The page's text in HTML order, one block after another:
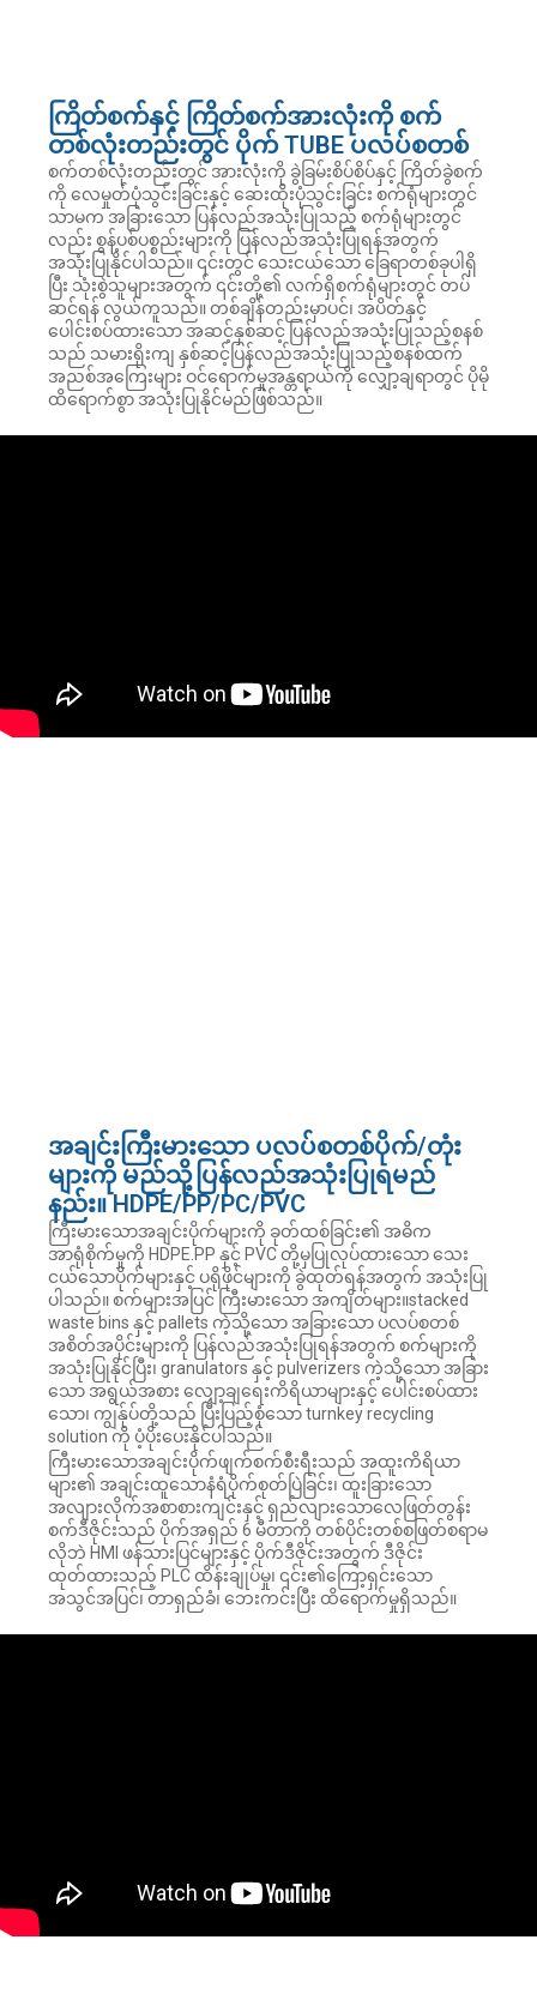
ကြိတ်စက်နှင့် ကြိတ်စက်အားလုံးကို စက်
တစ်လုံးတည်းတွင် ပိုက် TUBE ပလပ်စတစ်
စက်တစ်လုံးတည်းတွင် အားလုံးကို ခွဲခြမ်းစိပ်စိပ်နှင့် ကြိတ်ခွဲစက်
ကို လေမှုတ်ပုံသွင်းခြင်းနှင့် ဆေးထိုးပုံသွင်းခြင်း စက်ရုံများတွင်
သာမက အခြားသော ပြန်လည်အသုံးပြုသည့် စက်ရုံများတွင်
လည်း စွန့်ပစ်ပစ္စည်းများကို ပြန်လည်အသုံးပြုရန်အတွက်
အသုံးပြုနိုင်ပါသည်။ ၎င်းတွင် သေးငယ်သော ခြေရာတစ်ခုပါရှိ
ပြီး သုံးစွဲသူများအတွက် ၎င်းတို့၏ လက်ရှိစက်ရုံများတွင် တပ်
ဆင်ရန် လွယ်ကူသည်။ တစ်ချိန်တည်းမှာပင်၊ အပိတ်နှင့်
ပေါင်းစပ်ထားသော အဆင့်နှစ်ဆင့် ပြန်လည်အသုံးပြုသည့်စနစ်
သည် သမားရိုးကျ နှစ်ဆင့်ပြန်လည်အသုံးပြုသည့်စနစ်ထက်
အညစ်အကြေးများ ဝင်ရောက်မှုအန္တရာယ်ကို လျှော့ချရာတွင် ပိုမို
ထိရောက်စွာ အသုံးပြုနိုင်မည်ဖြစ်သည်။
အချင်းကြီးမားသော ပလပ်စတစ်ပိုက်/တုံး
များကို မည်သို့ပြန်လည်အသုံးပြုရမည်
နည်း။ HDPE/PP/PC/PVC
ကြီးမားသောအချင်းပိုက်များကို ခုတ်ထစ်ခြင်း၏ အဓိက
အာရုံစိုက်မှုကို HDPE.PP နှင့် PVC တို့မှပြုလုပ်ထားသော သေး
ငယ်သောပိုက်များနှင့် ပရိုဖိုင်များကို ခွဲထုတ်ရန်အတွက် အသုံးပြု
ပါသည်။ စက်များအပြင် ကြီးမားသော အကျိတ်များ။stacked
waste bins နှင့် pallets ကဲ့သို့သော အခြားသော ပလပ်စတစ်
အစိတ်အပိုင်းများကို ပြန်လည်အသုံးပြုရန်အတွက် စက်များကို
အသုံးပြုနိုင်ပြီး၊ granulators နှင့် pulverizers ကဲ့သို့သော အခြား
သော အရွယ်အစား လျှော့ချရေးကိရိယာများနှင့် ပေါင်းစပ်ထား
သော၊ ကျွန်ုပ်တို့သည် ပြီးပြည့်စုံသော turnkey recycling
solution ကို ပံ့ပိုးပေးနိုင်ပါသည်။
ကြီးမားသောအချင်းပိုက်ဖျက်စက်စီးရီးသည် အထူးကိရိယာ
များ၏ အချင်းထူသောနံရံပိုက်စုတ်ပြဲခြင်း၊ ထူးခြားသော
အလျားလိုက်အစာစားကျင်းနှင့် ရှည်လျားသောလေဖြတ်တွန်း
စက်ဒီဇိုင်းသည် ပိုက်အရှည် 6 မီတာကို တစ်ပိုင်းတစ်စဖြတ်စရာမ
လိုဘဲ HMI ဖန်သားပြင်များနှင့် ပိုက်ဒီဇိုင်းအတွက် ဒီဇိုင်း
ထုတ်ထားသည့် PLC ထိန်းချုပ်မှု၊ ၎င်း၏ကြော့ရှင်းသော
အသွင်အပြင်၊ တာရှည်ခံ၊ ဘေးကင်းပြီး ထိရောက်မှုရှိသည်။